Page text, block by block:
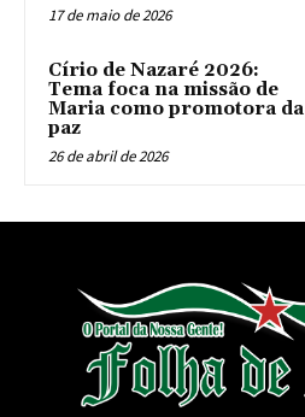
17 de maio de 2026
Círio de Nazaré 2026:
Tema foca na missão de
Maria como promotora da
paz
26 de abril de 2026